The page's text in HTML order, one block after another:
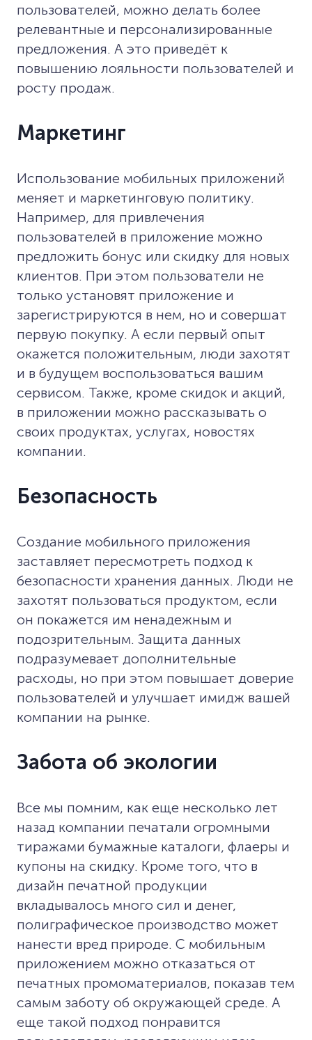
пользователей, можно делать более
релевантные и персонализированные
предложения. А это приведёт к
повышению лояльности пользователей и
росту продаж.
Маркетинг
Использование мобильных приложений
меняет и маркетинговую политику.
Например, для привлечения
пользователей в приложение можно
предложить бонус или скидку для новых
клиентов. При этом пользователи не
только установят приложение и
зарегистрируются в нем, но и совершат
первую покупку. А если первый опыт
окажется положительным, люди захотят
и в будущем воспользоваться вашим
сервисом. Также, кроме скидок и акций,
в приложении можно рассказывать о
своих продуктах, услугах, новостях
компании.
Безопасность
Создание мобильного приложения
заставляет пересмотреть подход к
безопасности хранения данных. Люди не
захотят пользоваться продуктом, если
он покажется им ненадежным и
подозрительным. Защита данных
подразумевает дополнительные
расходы, но при этом повышает доверие
пользователей и улучшает имидж вашей
компании на рынке.
Забота об экологии
Все мы помним, как еще несколько лет
назад компании печатали огромными
тиражами бумажные каталоги, флаеры и
купоны на скидку. Кроме того, что в
дизайн печатной продукции
вкладывалось много сил и денег,
полиграфическое производство может
нанести вред природе. С мобильным
приложением можно отказаться от
печатных промоматериалов, показав тем
самым заботу об окружающей среде. А
еще такой подход понравится